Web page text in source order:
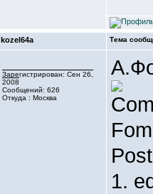
kozel64a Тема
Зарегистрирован: Сен 26,
2008
Сообщений: 626
Откуда : Москва
1.